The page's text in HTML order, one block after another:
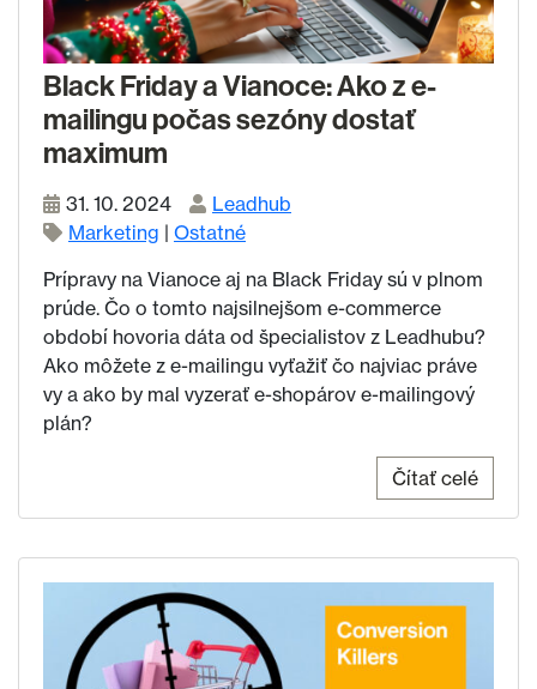
Black Friday a Vianoce: Ako z e-
mailingu počas sezóny dostať
maximum
31. 10. 2024
Leadhub
Marketing | Ostatné
Prípravy na Vianoce aj na Black Friday sú v plnom
prúde. Čo o tomto najsilnejšom e-commerce
období hovoria dáta od špecialistov z Leadhubu?
Ako môžete z e-mailingu vyťažiť čo najviac práve
vy a ako by mal vyzerať e-shopárov e-mailingový
plán?
Čítať celé